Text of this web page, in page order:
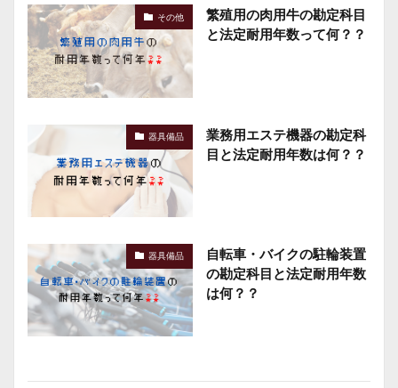
その他
繁殖用の肉用牛の勘定科目
と法定耐用年数って何？？
器具備品
業務用エステ機器の勘定科
目と法定耐用年数は何？？
器具備品
自転車・バイクの駐輪装置
の勘定科目と法定耐用年数
は何？？